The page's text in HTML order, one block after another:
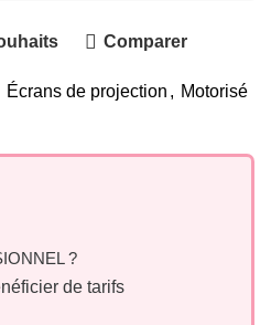
Comparer
Écrans de projection , Motorisé
?
de tarifs